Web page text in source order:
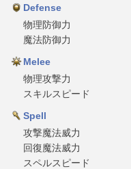
Defense
物理防御力
魔法防御力
Melee
物理攻撃力
スキルスピード
Spell
攻撃魔法威力
回復魔法威力
スペルスピード